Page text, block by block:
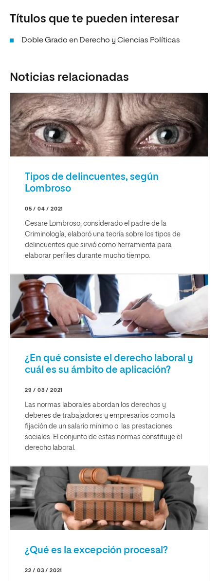
Títulos que te pueden interesar
Doble Grado en Derecho y Ciencias Políticas
Noticias relacionadas
Tipos de delincuentes, según
Lombroso
05 / 04 / 2021
Cesare Lombroso, considerado el padre de la
Criminología, elaboró una teoría sobre los tipos de
delincuentes que sirvió como herramienta para
elaborar perfiles durante mucho tiempo.
¿En qué consiste el derecho laboral y
cuál es su ámbito de aplicación?
29 / 03 / 2021
Las normas laborales abordan los derechos y
deberes de trabajadores y empresarios como la
fijación de un salario mínimo o las prestaciones
sociales. El conjunto de estas normas constituye el
derecho laboral.
¿Qué es la excepción procesal?
22 / 03 / 2021